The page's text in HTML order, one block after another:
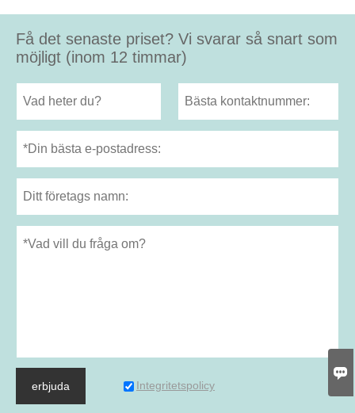
Få det senaste priset? Vi svarar så snart som
möjligt (inom 12 timmar)
erbjuda Integritetspolicy
